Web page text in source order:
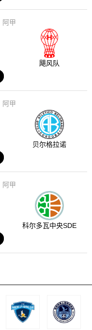
阿甲
飓风队
阿甲
贝尔格拉诺
阿甲
科尔多瓦中央SDE